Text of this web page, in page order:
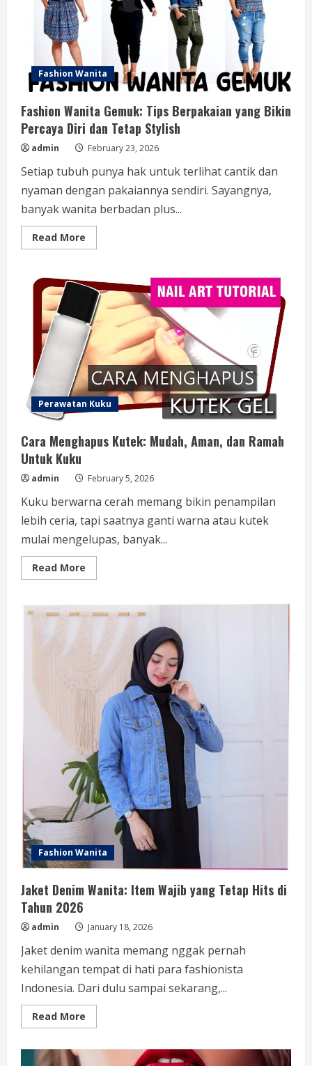
Kekinian
Fashion Wanita
Fashion Wanita Gemuk: Tips Berpakaian yang Bikin
Percaya Diri dan Tetap Stylish
admin February 23, 2026
Setiap tubuh punya hak untuk terlihat cantik dan
nyaman dengan pakaiannya sendiri. Sayangnya,
banyak wanita berbadan plus...
Read More
more
Gemuk:
Tips
Berpakaian
yang
Bikin
Percaya
Diri
dan
Tetap
Stylish
Perawatan Kuku
Cara Menghapus Kutek: Mudah, Aman, dan Ramah
Untuk Kuku
admin February 5, 2026
Kuku berwarna cerah memang bikin penampilan
lebih ceria, tapi saatnya ganti warna atau kutek
mulai mengelupas, banyak...
Read More
more
Menghapus
Kutek:
dan
Fashion Wanita
Jaket Denim Wanita: Item Wajib yang Tetap Hits di
Tahun 2026
admin January 18, 2026
Jaket denim wanita memang nggak pernah
kehilangan tempat di hati para fashionista
Indonesia. Dari dulu sampai sekarang,...
Read More
more